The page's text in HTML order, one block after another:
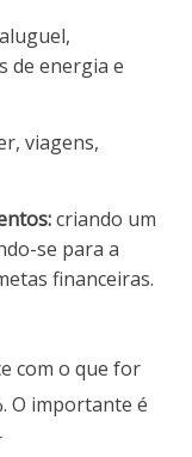
aluguel,
de energia e
viagens,
criando um
se para a
financeiras.
com o que for
O importante é